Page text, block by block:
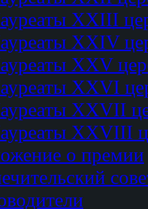
XXIII
XXIV
XXV
XXVI
XXVII
XXVIII
о премии